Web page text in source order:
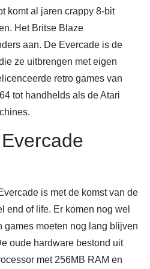
komt al jaren crappy 8-bit
Het Britse Blaze
aan. De Evercade is de
ze uitbrengen met eigen
retro games van
tot handhelds als de Atari
is met de komst van de
end of life. Er komen nog wel
games moeten nog lang blijven
oude hardware bestond uit
met 256MB RAM en